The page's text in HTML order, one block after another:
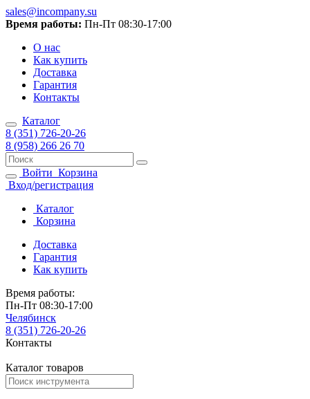
sales@incompany.su
Время работы: Пн-Пт 08:30-17:00
О нас
Как купить
Доставка
Гарантия
Контакты
Каталог
8 (351) 726-20-26
8 (958) 266 26 70
Войти Корзина
Вход/регистрация
Каталог
Корзина
Доставка
Гарантия
Как купить
Время работы:
Пн-Пт 08:30-17:00
Челябинск
8 (351) 726-20-26
Контакты
Каталог товаров